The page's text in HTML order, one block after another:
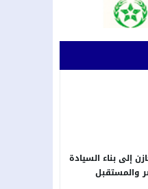
إلى بناء السيادة
والمستقبل